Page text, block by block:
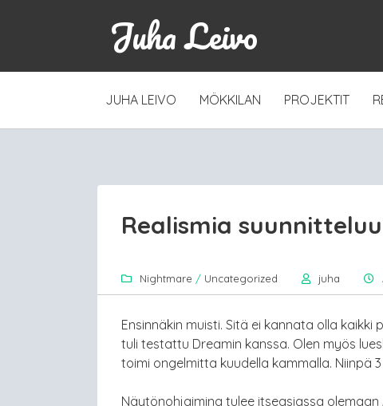
Juha Leivo
SKIP
JUHA LEIVO MÖKKILAN PROJEKTIT
Realismia
Nightmare / Uncategorized juha
Ensinnäkin muisti. Sitä ei kannata olla
tuli testattu Dreamin kanssa. Olen myös
toimi ongelmitta kuudella kammalla. Niinpä
Näytönohjaimina tulee itseasiassa olemaan